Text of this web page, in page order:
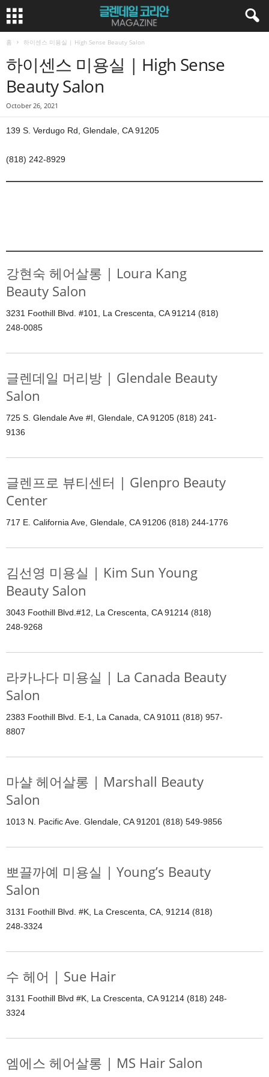
홈 하이센스 미용실 | High Sense Beauty Salon
하이센스 미용실 | High Sense
Beauty Salon
October 26, 2021
139 S. Verdugo Rd, Glendale, CA 91205
(818) 242-8929
강현숙 헤어살롱 | Loura Kang
Beauty Salon
3231 Foothill Blvd. #101, La Crescenta, CA 91214 (818)
248-0085
글렌데일 머리방 | Glendale Beauty
Salon
725 S. Glendale Ave #I, Glendale, CA 91205 (818) 241-
9136
글렌프로 뷰티센터 | Glenpro Beauty
Center
717 E. California Ave, Glendale, CA 91206 (818) 244-1776
김선영 미용실 | Kim Sun Young
Beauty Salon
3043 Foothill Blvd.#12, La Crescenta, CA 91214 (818)
248-9268
라카나다 미용실 | La Canada Beauty
Salon
2383 Foothill Blvd. E-1, La Canada, CA 91011 (818) 957-
8807
마샬 헤어살롱 | Marshall Beauty
Salon
1013 N. Pacific Ave. Glendale, CA 91201 (818) 549-9856
뽀끌까예 미용실 | Young’s Beauty
Salon
3131 Foothill Blvd. #K, La Crescenta, CA, 91214 (818)
248-3324
수 헤어 | Sue Hair
3131 Foothill Blvd #K, La Crescenta, CA 91214 (818) 248-
3324
엠에스 헤어살롱 | MS Hair Salon